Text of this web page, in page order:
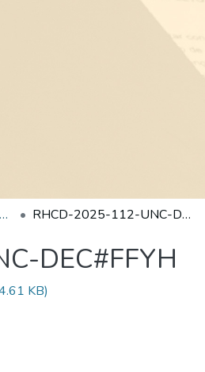
Edición 001/2025 del 26 de mayo de 2025 RHCD-2025-112-UNC-DEC#FFYH
DEC#FFYH
KB)